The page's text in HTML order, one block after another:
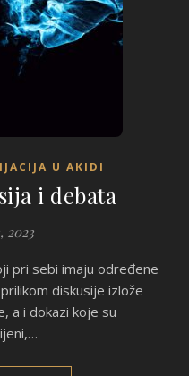
U AKIDI
i debata
2023
diskusije izlože
a i dokazi koje su